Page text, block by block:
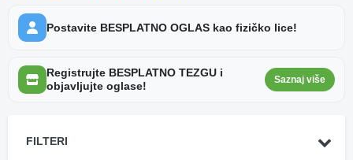
Postavite BESPLATNO OGLAS kao fizičko lice!
Registrujte BESPLATNO TEZGU i
objavljujte oglase!
Saznaj više
FILTERI